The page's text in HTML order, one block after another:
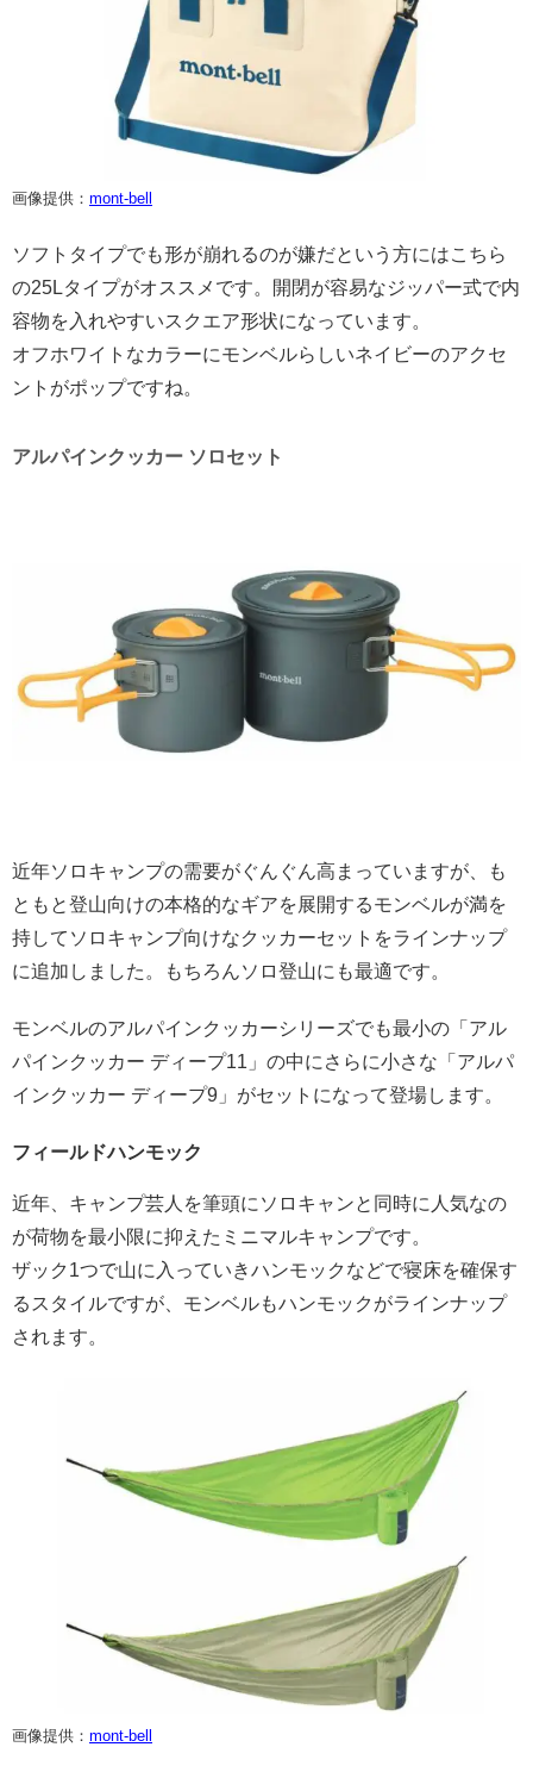
画像提供： mont-bell
ソフトタイプでも形が崩れるのが嫌だという方にはこちら
の25Lタイプがオススメです。開閉が容易なジッパー式で内
容物を入れやすいスクエア形状になっています。
オフホワイトなカラーにモンベルらしいネイビーのアクセ
ントがポップですね。
アルパインクッカー ソロセット
近年ソロキャンプの需要がぐんぐん高まっていますが、も
ともと登山向けの本格的なギアを展開するモンベルが満を
持してソロキャンプ向けなクッカーセットをラインナップ
に追加しました。もちろんソロ登山にも最適です。
モンベルのアルパインクッカーシリーズでも最小の「アル
パインクッカー ディープ11」の中にさらに小さな「アルパ
インクッカー ディープ9」がセットになって登場します。
フィールドハンモック
近年、キャンプ芸人を筆頭にソロキャンと同時に人気なの
が荷物を最小限に抑えたミニマルキャンプです。
ザック1つで山に入っていきハンモックなどで寝床を確保す
るスタイルですが、モンベルもハンモックがラインナップ
されます。
画像提供： mont-bell